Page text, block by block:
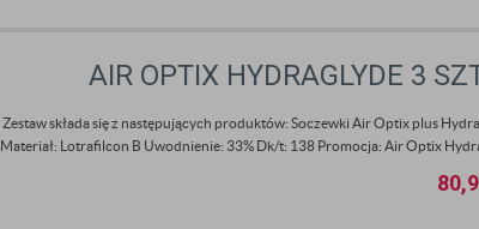
AIR OPTIX HYDRAGLYDE 3
Zestaw składa się z następujących produktów: Soczewki Air Optix plus
Materiał: Lotrafilcon B Uwodnienie: 33% Dk/t: 138 Promocja: Air Optix